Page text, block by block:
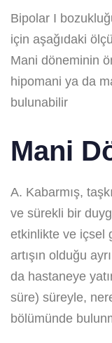
Bipolar I
için aşağıdaki
Mani döneminin
hipomani ya da
bulunabilir
Mani
A. Kabarmış,
ve sürekli bir
etkinlikte ve içsel
artışın olduğu
da hastaneye
süre) süreyle,
bölümünde